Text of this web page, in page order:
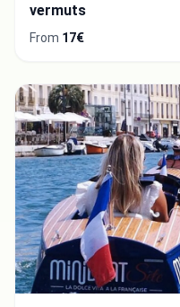
vermuts
From 17€